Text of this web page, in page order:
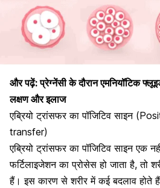
और पढ़ें:प्रेग्नेंसी के दौरान एमनियॉटिक
लक्षण और इलाज
एब्रियो ट्रांसफर का पॉजिटिव साइन
transfer)
एब्रियो ट्रांसफर का पॉजिटिव साइन एक
फर्टिलाइजेशन का प्रोसेस हो जाता है, तो
हैं। इस कारण से शरीर में कई बदलाव होते